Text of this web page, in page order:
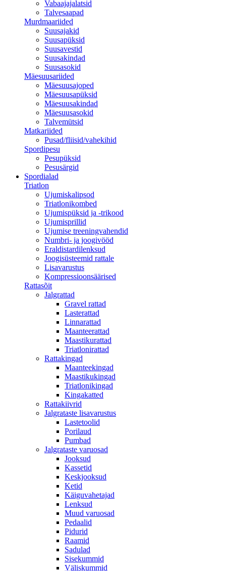
Vabaajajalatsid
Talvesaapad
Murdmaariided
Suusajakid
Suusapüksid
Suusavestid
Suusakindad
Suusasokid
Mäesuusariided
Mäesuusajoped
Mäesuusapüksid
Mäesuusakindad
Mäesuusasokid
Talvemütsid
Matkariided
Pusad/fliisid/vahekihid
Spordipesu
Pesupüksid
Pesusärgid
Spordialad
Triatlon
Ujumiskalipsod
Triatlonikombed
Ujumispüksid ja -trikood
Ujumisprillid
Ujumise treeningvahendid
Numbri- ja joogivööd
Eraldistardilenksud
Joogisüsteemid rattale
Lisavarustus
Kompressioonsäärised
Rattasõit
Jalgrattad
Gravel rattad
Lasterattad
Linnarattad
Maanteerattad
Maastikurattad
Triatlonirattad
Rattakingad
Maanteekingad
Maastikukingad
Triatlonikingad
Kingakatted
Rattakiivrid
Jalgrataste lisavarustus
Lastetoolid
Porilaud
Pumbad
Jalgrataste varuosad
Jooksud
Kassetid
Keskjooksud
Ketid
Käiguvahetajad
Lenksud
Muud varuosad
Pedaalid
Pidurid
Raamid
Sadulad
Sisekummid
Väliskummid